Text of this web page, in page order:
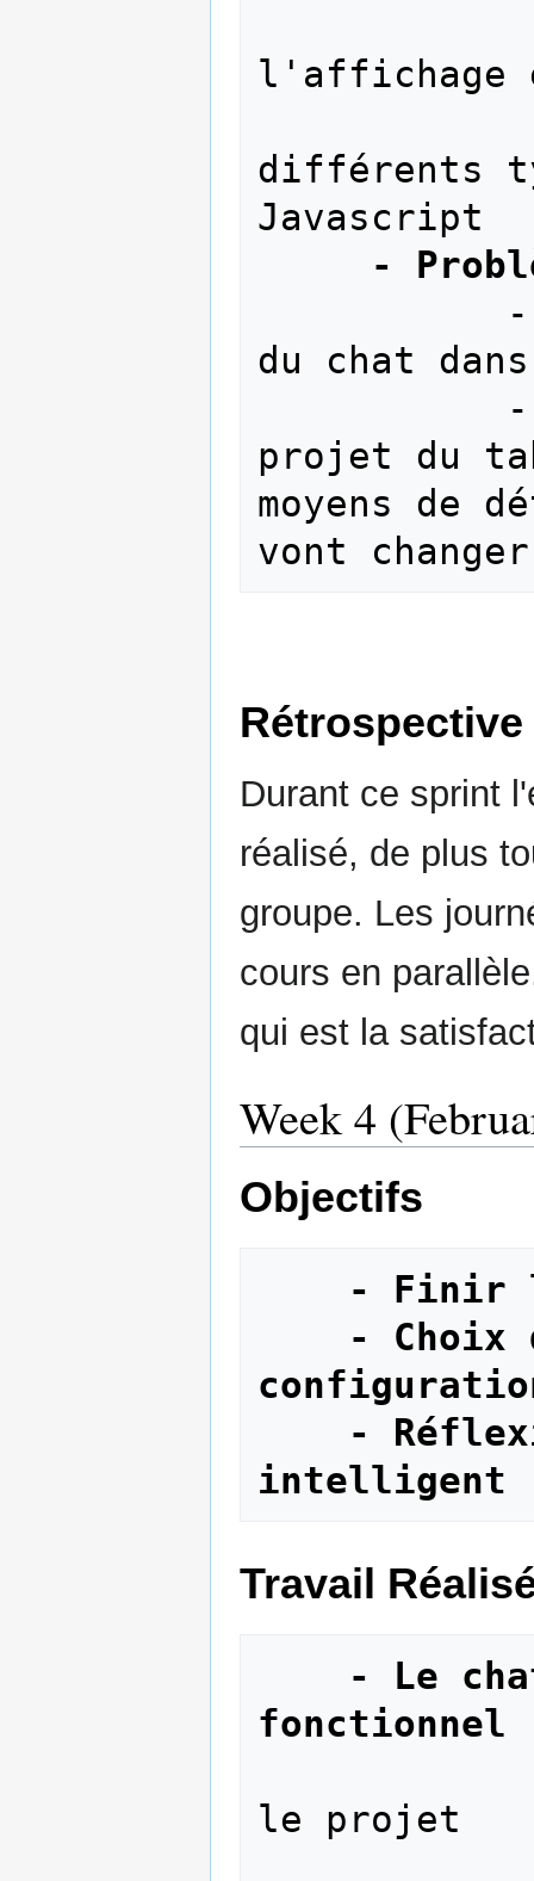
l'affichage
différents
Javascript
-
du chat
projet du
moyens de
Durant ce sprint
réalisé, de plus
groupe. Les
cours en
qui est la
Week 4
Objectifs
- Finir
- Choix
-
intelligent
Travail
- Le
fonctionnel
le projet